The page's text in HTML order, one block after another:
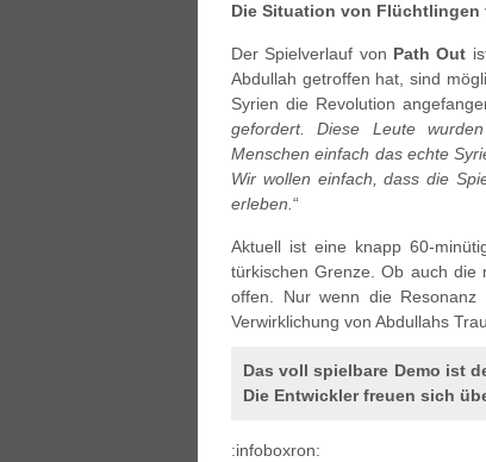
Die Situation von Flüchtlingen
Der Spielverlauf von Path Out
Abdullah getroffen hat, sind
Syrien die Revolution
gefordert. Diese Leute
Menschen einfach das echte
Wir wollen einfach, dass die
erleben.“
Aktuell ist eine knapp 60-
türkischen Grenze. Ob auch die
offen. Nur wenn die
Verwirklichung von Abdullahs
Das voll spielbare Demo ist
Die Entwickler freuen sich
:infoboxron: